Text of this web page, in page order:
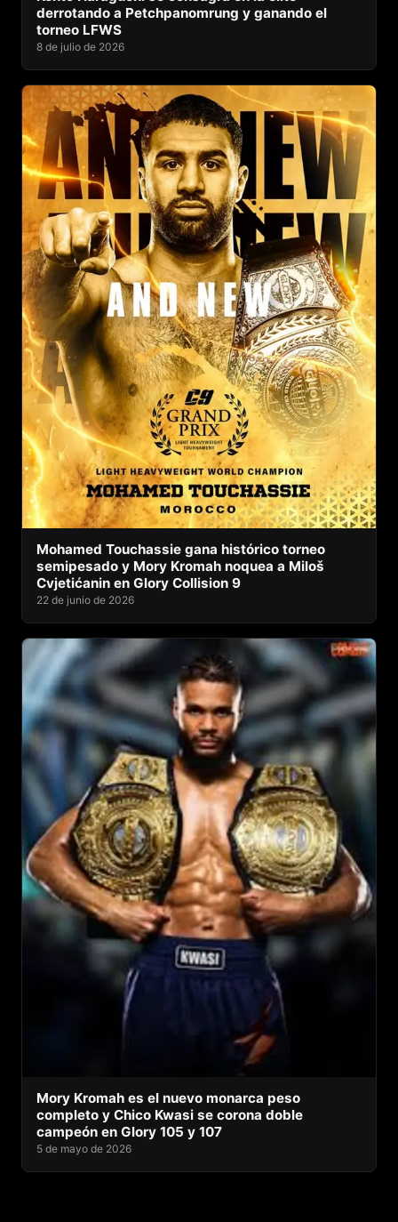
derrotando a Petchpanomrung y ganando el
torneo LFWS
8 de julio de 2026
Mohamed Touchassie gana histórico torneo
semipesado y Mory Kromah noquea a Miloš
Cvjetićanin en Glory Collision 9
22 de junio de 2026
Mory Kromah es el nuevo monarca peso
completo y Chico Kwasi se corona doble
campeón en Glory 105 y 107
5 de mayo de 2026